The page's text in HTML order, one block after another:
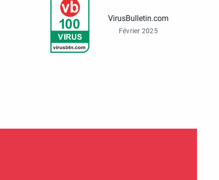
VirusBulletin.com
Février 2025